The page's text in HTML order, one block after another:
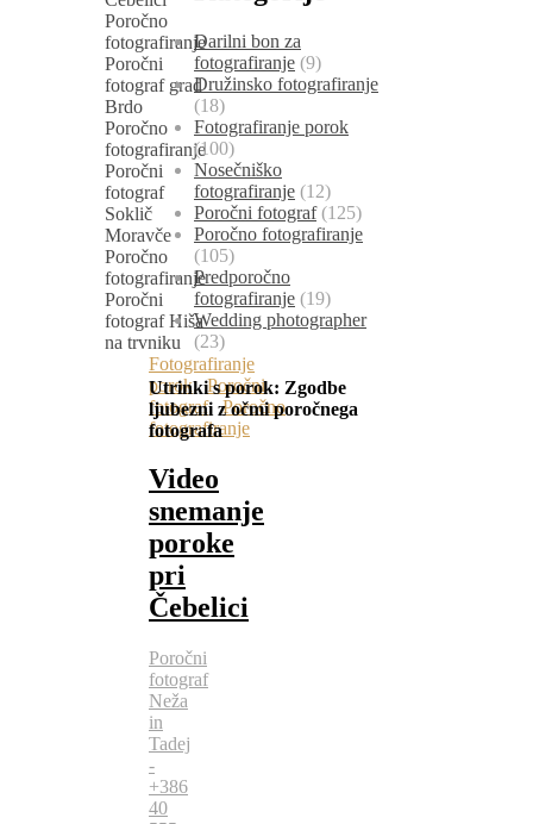
Fotografiranje
porok,Poročni
fotograf,Poročno
fotografiranje
Video
snemanje
poroke
pri
Čebelici
Poročni
fotograf
Neža
in
Tadej
-
+386
40
Darilni bon za
fotografiranje (9)
Družinsko fotografiranje
(18)
Fotografiranje porok
(100)
Nosečniško
fotografiranje (12)
Poročni fotograf(125)
Poročno fotografiranje
(105)
Predporočno
fotografiranje (19)
Wedding photographer
(23)
Utrinki s porok: Zgodbe
ljubezni z očmi poročnega
fotografa